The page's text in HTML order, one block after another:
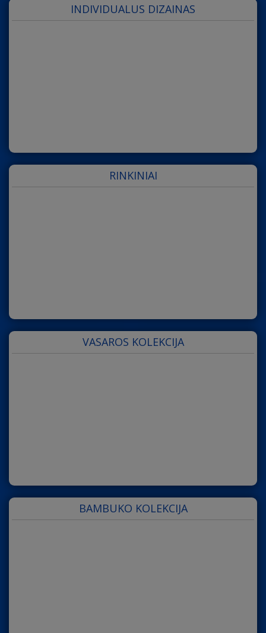
INDIVIDUALUS DIZAINAS
RINKINIAI
VASAROS KOLEKCIJA
BAMBUKO KOLEKCIJA